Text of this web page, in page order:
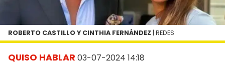
QUISO HABLAR 03-07-2024 14:18
ROBERTO CASTILLO Y CINTHIA FERNÁNDEZ | REDES